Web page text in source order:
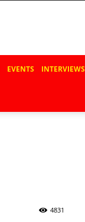
EVENTS INTERVIEWS
4831